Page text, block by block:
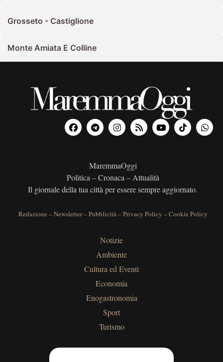
Grosseto - Castiglione
Monte Amiata E Colline
MaremmaOggi
Politica – Cronaca – Attualità
Il giornale della tua città per essere sempre aggiornato.
Redazione –Newsletter–Pubblicità–Privacy Policy –Cookie Policy
Notizie
Ambiente
Cultura ed Eventi
Economia
Enogastronomia
Sport
Turismo